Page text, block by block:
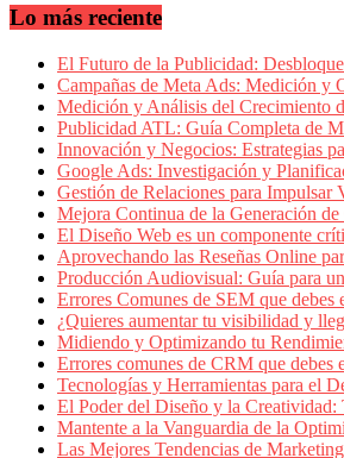
Latina
Una
mirada
estratégica
versátil
Marketing
LATAM
Bitácora
social
Mercadeo
Interactivo,
Medios,
Publicidad,
Marketing,
Campañas
Lo más reciente
El Futuro de la Publicidad:
Campañas de Meta Ads: Medición y
Medición y Análisis del Crecimiento
Publicidad ATL: Guía Completa de
Innovación y Negocios: Estrategias
Google Ads: Investigación y
Gestión de Relaciones para Impulsar
Mejora Continua de la Generación de
El Diseño Web es un componente
Aprovechando las Reseñas Online
Producción Audiovisual: Guía para
Errores Comunes de SEM que debes
¿Quieres aumentar tu visibilidad y
Midiendo y Optimizando tu
Errores comunes de CRM que debes
Tecnologías y Herramientas para el
El Poder del Diseño y la
Mantente a la Vanguardia de la
Las Mejores Tendencias de